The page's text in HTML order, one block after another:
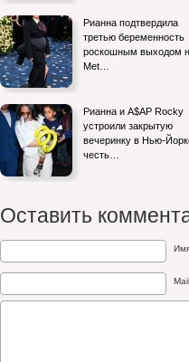
Рианна подтвердила
третью беременность
роскошным выходом
Met…
Рианна и A$AP Rocky
устроили закрытую
вечеринку в Нью-
честь…
Оставить